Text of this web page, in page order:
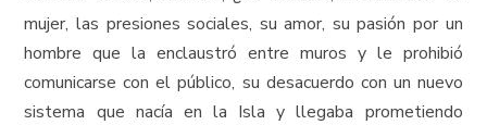
mujer, las presiones sociales, su amor, su pasión por un
hombre que la enclaustró entre muros y le prohibió
comunicarse con el público, su desacuerdo con un nuevo
sistema que nacía en la Isla y llegaba prometiendo